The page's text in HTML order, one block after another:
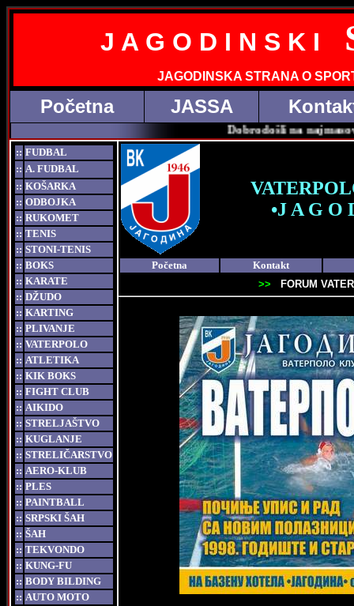
J A G O D I N S K I
JAGODINSKA STRANA O
Početna JASSA
Dobrodošli na
:: FUDBAL
:: A. FUDBAL
:: KOŠARKA
:: ODBOJKA
:: RUKOMET
:: TENIS
:: STONI-TENIS
:: BOKS
:: KARATE
:: DŽUDO
:: KARTING
:: PLIVANJE
:: VATERPOLO
:: ATLETIKA
:: KIK BOKS
:: FIGHT CLUB
:: AIKIDO
:: STRELJAŠTVO
:: KUGLANJE
:: STRELIČARSTVO
:: AERO-KLUB
:: PLES
:: PAINTBALL
:: SRPSKI ŠAH
:: ŠAH
:: TEKVONDO
:: KUNG-FU
:: BODY BILDING
:: AUTO MOTO
•J A G O
Početna
Kontakt
>>
FORUM